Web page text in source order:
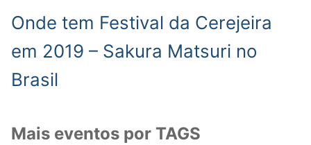
Onde tem Festival da Cerejeira
em 2019 – Sakura Matsuri no
Brasil
Mais eventos por TAGS